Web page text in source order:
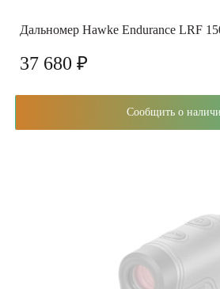
Дальномер Hawke Endurance LRF
37 680 ₽
Сообщить о